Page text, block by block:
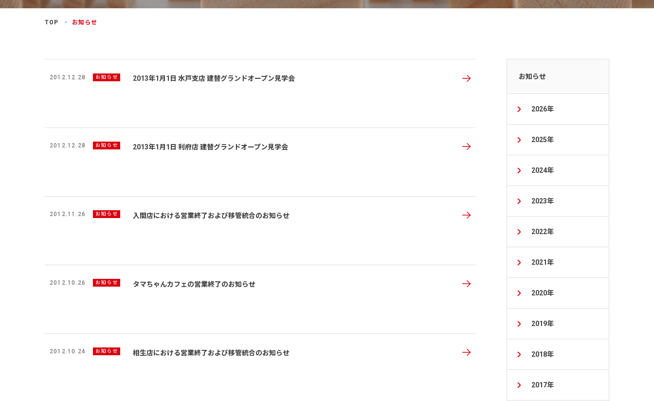
TOP お知らせ
2012.12.28 お知らせ 2013年1月1日 水戸支店 建替グランドオープン見学会
2012.12.28 お知らせ 2013年1月1日 利府店 建替グランドオープン見学会
2012.11.26 お知らせ 入間店における営業終了および移管統合のお知らせ
2012.10.26 お知らせ タマちゃんカフェの営業終了のお知らせ
2012.10.24 お知らせ 相生店における営業終了および移管統合のお知らせ
お知らせ
2026年
2025年
2024年
2023年
2022年
2021年
2020年
2019年
2018年
2017年